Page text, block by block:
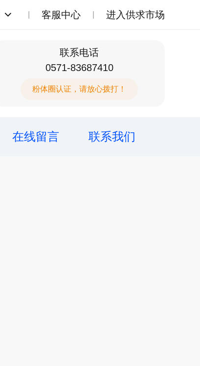
客服中心 进入供求市场
联系电话
0571-83687410
粉体圈认证，请放心拨打！
在线留言 联系我们